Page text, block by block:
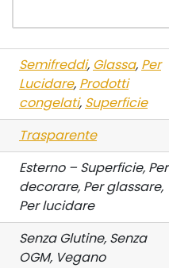
Semifreddi, Glassa, Per
Lucidare, Prodotti
congelati, Superficie
Trasparente
Esterno – Superficie, Per
decorare, Per glassare,
Per lucidare
Senza Glutine, Senza
OGM, Vegano